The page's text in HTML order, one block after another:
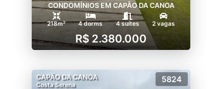
CONDOMÍNIOS EM CAPÃO DA CANOA
218m² 4 dorms 4 suítes 2 vagas
R$ 2.380.000
CAPÃO DA CANOA
Costa Serena
5824